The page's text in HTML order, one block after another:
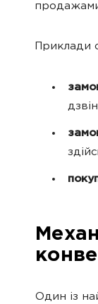
продажами
Приклади
Один із